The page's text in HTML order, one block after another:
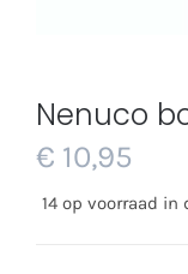
Nenuco
€ 10,95
14 op voorraad